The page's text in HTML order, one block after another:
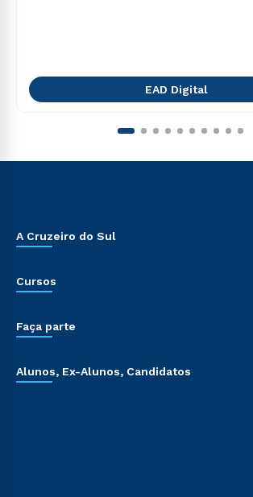
EAD Digital
A Cruzeiro do Sul
Cursos
Faça parte
Alunos, Ex-Alunos, Candidatos